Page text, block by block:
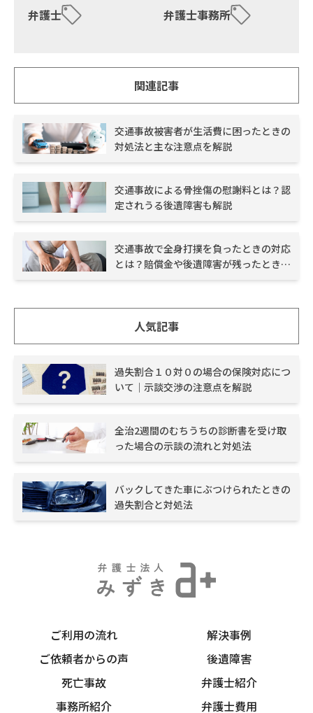
弁護士 弁護士事務所
関連記事
交通事故被害者が生活費に困ったときの
対処法と主な注意点を解説
交通事故による骨挫傷の慰謝料とは？認
定されうる後遺障害も解説
交通事故で全身打撲を負ったときの対応
とは？賠償金や後遺障害が残ったときの
人気記事
過失割合１０対０の場合の保険対応につ
いて｜示談交渉の注意点を解説
全治2週間のむちうちの診断書を受け取
った場合の示談の流れと対処法
バックしてきた車にぶつけられたときの
過失割合と対処法
ご利用の流れ
解決事例
ご依頼者からの声
後遺障害
死亡事故
弁護士紹介
事務所紹介
弁護士費用